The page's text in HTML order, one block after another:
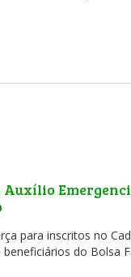
Auxílio
para inscritos no
do Bolsa